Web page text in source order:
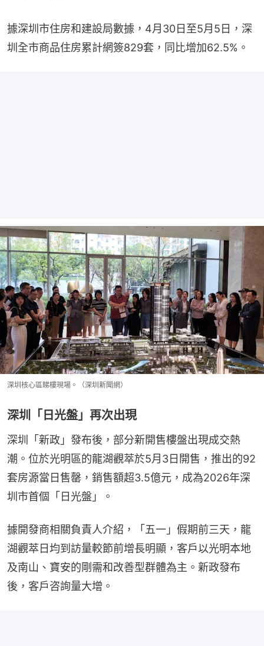
據深圳市住房和建設局數據，4月30日至5月5日，深
圳全市商品住房累計網簽829套，同比增加62.5%。
深圳核心區睇樓現場。（深圳新聞網）
深圳「日光盤」再次出現
深圳「新政」發布後，部分新開售樓盤出現成交熱
潮。位於光明區的龍湖觀萃於5月3日開售，推出的92
套房源當日售罄，銷售額超3.5億元，成為2026年深
圳市首個「日光盤」。
據開發商相關負責人介紹，「五一」假期前三天，龍
湖觀萃日均到訪量較節前增長明顯，客戶以光明本地
及南山、寶安的剛需和改善型群體為主。新政發布
後，客戶咨詢量大增。